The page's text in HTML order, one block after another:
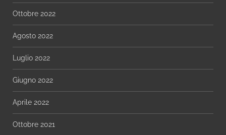
Ottobre 2022
Agosto 2022
Luglio 2022
Giugno 2022
Aprile 2022
Ottobre 2021